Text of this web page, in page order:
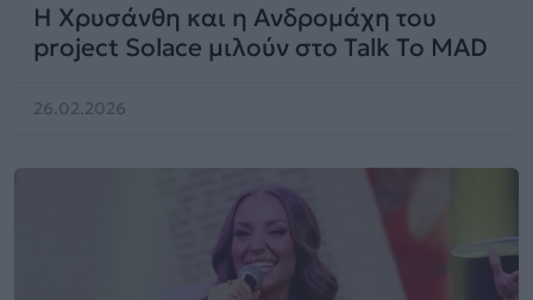
H Χρυσάνθη και η Ανδρομάχη του
project Solace μιλούν στο Talk To MAD
26.02.2026